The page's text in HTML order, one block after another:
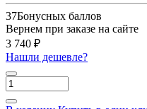
37Бонусных баллов
Вернем при заказе на сайте
3 740 ₽
Нашли дешевле?